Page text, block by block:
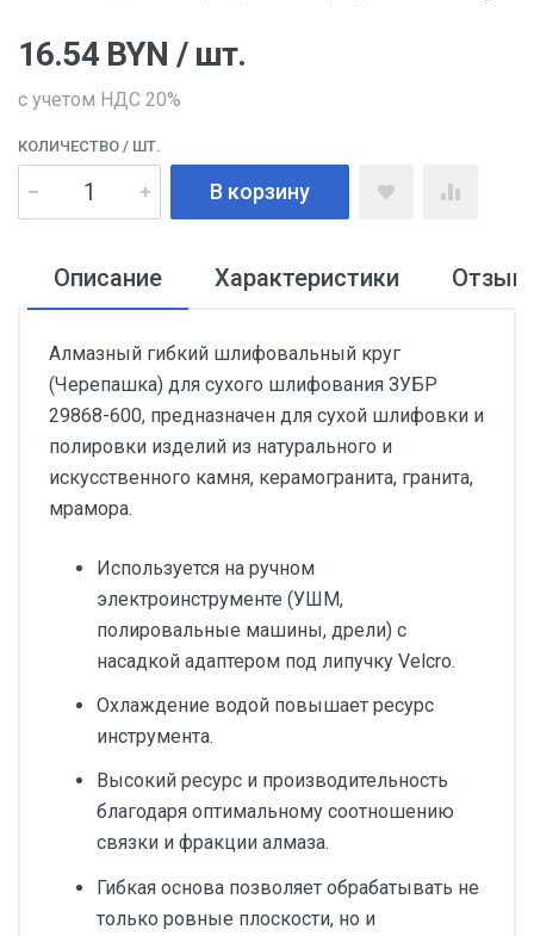
16.54 BYN / шт.
с учетом НДС 20%
КОЛИЧЕСТВО / ШТ.
В корзину
Описание Характеристики
Алмазный гибкий шлифовальный круг
(Черепашка) для сухого шлифования ЗУБР
29868-600, предназначен для сухой шлифовки и
полировки изделий из натурального и
искусственного камня, керамогранита, гранита,
мрамора.
Используется на ручном
электроинструменте (УШМ,
полировальные машины, дрели) с
насадкой адаптером под липучку Velcro.
Охлаждение водой повышает ресурс
инструмента.
Высокий ресурс и производительность
благодаря оптимальному соотношению
связки и фракции алмаза.
Гибкая основа позволяет обрабатывать не
только ровные плоскости, но и